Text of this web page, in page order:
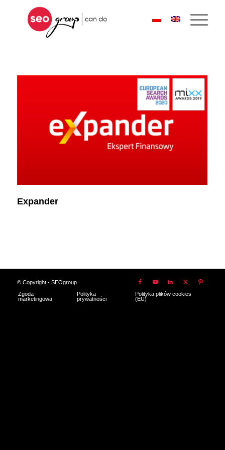
Expander
© Copyright - SEOgroup
Zgoda
marketingowa
Polityka
prywatności
Polityka plików cookies
(EU)